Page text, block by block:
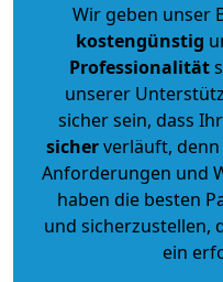
Wir geben unser
kostengünstig
Professionalität
unserer
sicher sein, dass
sicherverläuft, denn
Anforderungen und
haben die besten
und sicherzustellen,
ein